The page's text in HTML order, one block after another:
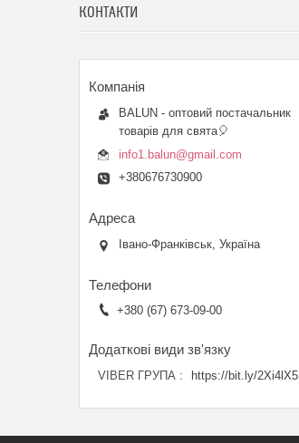
КОНТАКТИ
BALUN - оптовий постачальник
товарів для свята🎈
info1.balun@gmail.com
+380676730900
Івано-Франківськ, Україна
+380 (67) 673-09-00
VIBER ГРУПА https://bit.ly/2Xi4lX5